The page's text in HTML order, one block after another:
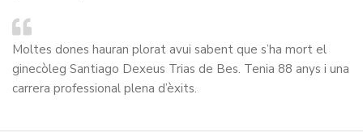
Moltes dones hauran plorat avui sabent que s’ha mort el
ginecòleg Santiago Dexeus Trias de Bes. Tenia 88 anys i una
carrera professional plena d’èxits.